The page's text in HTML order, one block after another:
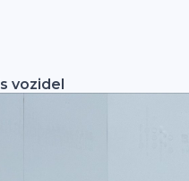
vozidel